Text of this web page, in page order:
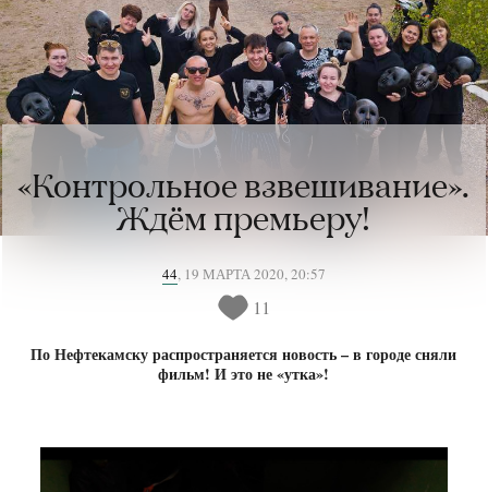
«Контрольное взвешивание».
Ждём премьеру!
44, 19 МАРТА 2020, 20:57
11
По Нефтекамску распространяется новость – в городе сняли
фильм! И это не «утка»!